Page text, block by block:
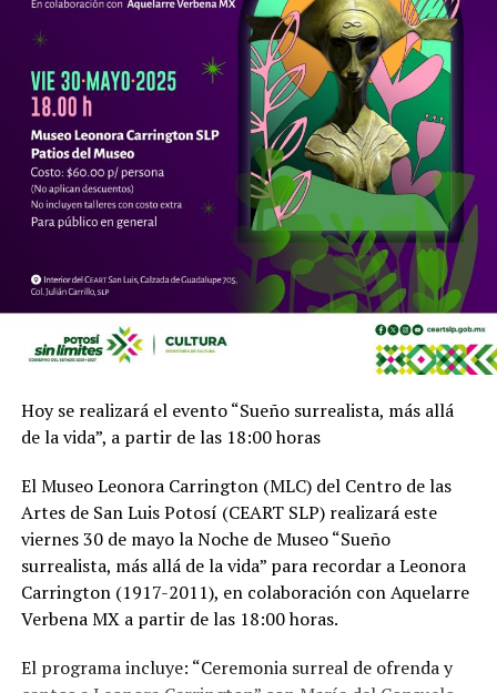
Hoy se realizará el evento “Sueño surrealista, más allá
de la vida”, a partir de las 18:00 horas
El Museo Leonora Carrington (MLC) del Centro de las
Artes de San Luis Potosí (CEART SLP) realizará este
viernes 30 de mayo la Noche de Museo “Sueño
surrealista, más allá de la vida” para recordar a Leonora
Carrington (1917-2011), en colaboración con Aquelarre
Verbena MX a partir de las 18:00 horas.
El programa incluye: “Ceremonia surreal de ofrenda y